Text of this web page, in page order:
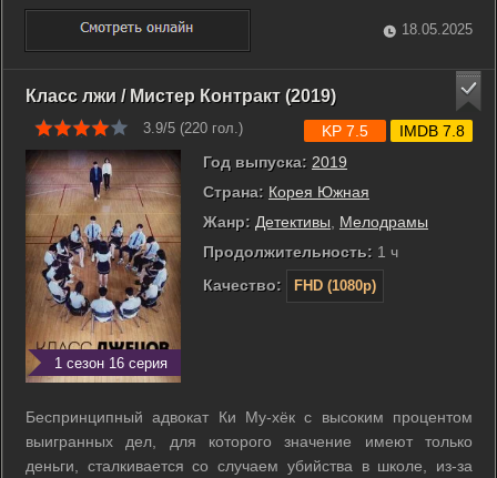
18.05.2025
Класс лжи / Мистер Контракт (2019)
3.9/5 (220 гол.)
1 сезон 16 серия
Год выпуска: 2019
Страна: Корея Южная
Жанр: Детективы, Мелодрамы
Продолжительность: 1 ч
Качество:
FHD (1080p)
KP 7.5 IMDB 7.8
Беспринципный адвокат Ки Му-хёк с высоким процентом
выигранных дел, для которого значение имеют только
деньги, сталкивается со случаем убийства в школе, из-за